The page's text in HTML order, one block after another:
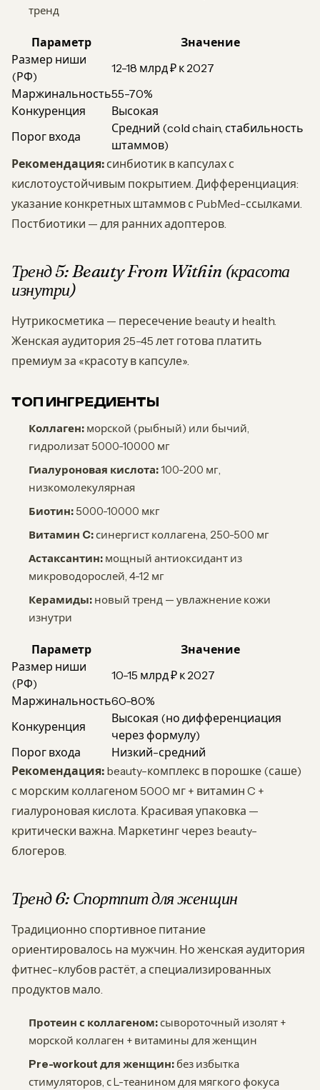
тренд
Параметр
Значение
Размер ниши
(РФ)
12-18 млрд ₽ к 2027
Маржинальность55-70%
Конкуренция
Высокая
Порог входа
Средний (cold chain, стабильность
штаммов)
Рекомендация: синбиотик в капсулах с
кислотоустойчивым покрытием. Дифференциация:
указание конкретных штаммов с PubMed-ссылками.
Постбиотики — для ранних адоптеров.
Тренд 5: Beauty From Within (красота
изнутри)
Нутрикосметика — пересечение beauty и health.
Женская аудитория 25-45 лет готова платить
премиум за «красоту в капсуле».
ТОП ИНГРЕДИЕНТЫ
Коллаген: морской (рыбный) или бычий,
гидролизат 5000-10000 мг
Гиалуроновая кислота: 100-200 мг,
низкомолекулярная
Биотин: 5000-10000 мкг
Витамин C:синергист коллагена, 250-500 мг
Астаксантин: мощный антиоксидант из
микроводорослей, 4-12 мг
Керамиды: новый тренд — увлажнение кожи
изнутри
Параметр
Значение
Размер ниши
(РФ)
10-15 млрд ₽ к 2027
Маржинальность60-80%
Конкуренция
Высокая (но дифференциация
через формулу)
Порог входа
Низкий-средний
Рекомендация: beauty-комплекс в порошке (саше)
с морским коллагеном 5000 мг + витамин C +
гиалуроновая кислота. Красивая упаковка —
критически важна. Маркетинг через beauty-
блогеров.
Тренд 6: Спортпит для женщин
Традиционно спортивное питание
ориентировалось на мужчин. Но женская аудитория
фитнес-клубов растёт, а специализированных
продуктов мало.
Протеин с коллагеном:сывороточный изолят +
морской коллаген + витамины для женщин
Pre-workout для женщин:без избытка
стимуляторов, с L-теанином для мягкого фокуса